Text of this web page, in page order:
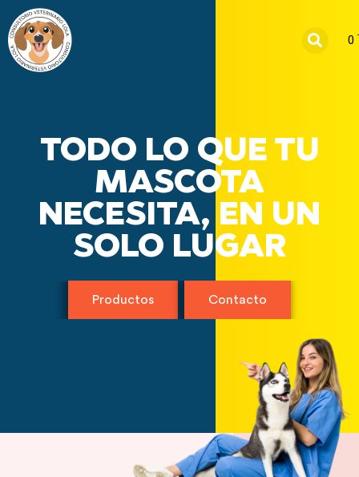
TODO LO QUE TU
MASCOTA
NECESITA, EN UN
SOLO LUGAR
Productos Contacto